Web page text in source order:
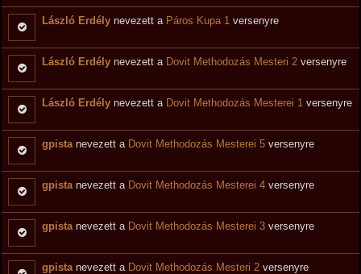
László Erdély nevezett a Páros Kupa 1 versenyre
László Erdély nevezett a Dovit Methodozás Mesteri 2 versenyre
László Erdély nevezett a Dovit Methodozás Mesterei 1 versenyre
gpistanevezett a Dovit Methodozás Mesterei 5 versenyre
gpistanevezett a Dovit Methodozás Mesterei 4 versenyre
gpistanevezett a Dovit Methodozás Mesterei 3 versenyre
gpistanevezett a Dovit Methodozás Mesteri 2 versenyre